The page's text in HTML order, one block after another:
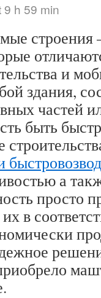
h 59 min
строения
и
здания,
частей
быть
а
просто
в